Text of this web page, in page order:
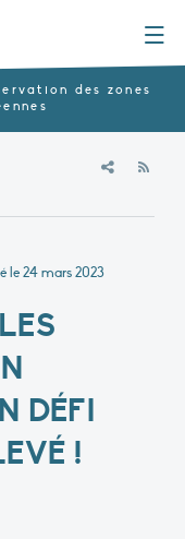
des zones
le24 mars 2023
DÉFI
!